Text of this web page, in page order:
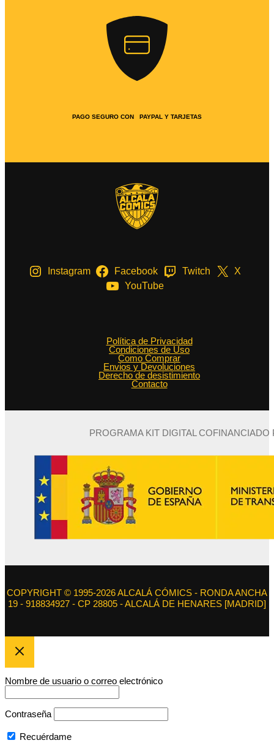
PAGO SEGURO CON PAYPAL Y TARJETAS
Instagram Facebook Twitch
X
YouTube
Política de Privacidad
Condiciones de Uso
Como Comprar
Envios y Devoluciones
Derecho de desistimiento
Contacto
PROGRAMA KIT DIGITAL
COPYRIGHT © 1995-2026 ALCALÁ CÓMICS - RONDA ANCHA
19 - 918834927 - CP 28805 - ALCALÁ DE HENARES [MADRID]
Nombre de usuario o correo electrónico
Contraseña
Recuérdame